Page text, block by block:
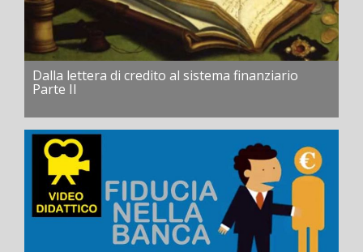
Dalla lettera di credito al sistema finanziario
Parte II